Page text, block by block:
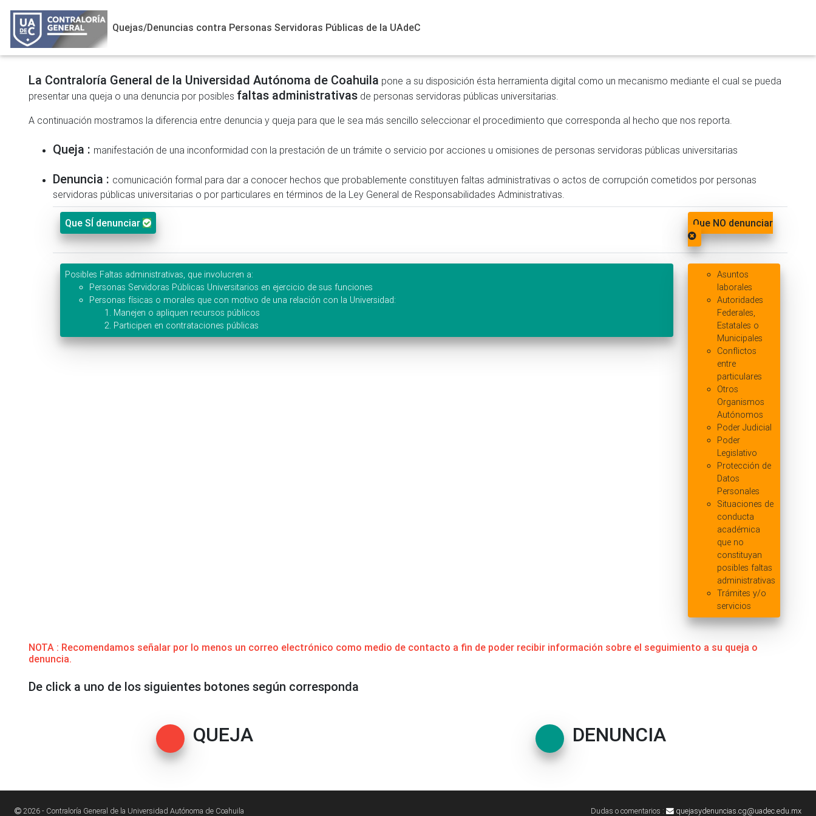
Quejas/Denuncias contra Personas Servidoras Públicas de la UAdeC
La Contraloría General de la Universidad Autónoma de Coahuila pone a su disposición ésta herramienta digital como un mecanismo mediante el cual se pueda
presentar una queja o una denuncia por posibles faltas administrativas de personas servidoras públicas universitarias.
A continuación mostramos la diferencia entre denuncia y queja para que le sea más sencillo seleccionar el procedimiento que corresponda al hecho que nos reporta.
Queja : manifestación de una inconformidad con la prestación de un trámite o servicio por acciones u omisiones de personas servidoras públicas universitarias
Denuncia : comunicación formal para dar a conocer hechos que probablemente constituyen faltas administrativas o actos de corrupción cometidos por personas
servidoras públicas universitarias o por particulares en términos de la Ley General de Responsabilidades Administrativas.
Que SÍ denunciar Que NO denunciar
Posibles Faltas administrativas, que involucren a:
Personas Servidoras Públicas Universitarios en ejercicio de sus funciones
Personas físicas o morales que con motivo de una relación con la Universidad:
Manejen o apliquen recursos públicos
Participen en contrataciones públicas
Asuntos
laborales
Autoridades
Federales,
Estatales o
Municipales
Conflictos
entre
particulares
Otros
Organismos
Autónomos
Poder Judicial
Poder
Legislativo
Protección de
Datos
Personales
Situaciones de
conducta
académica
que no
constituyan
posibles faltas
administrativas
Trámites y/o
servicios
NOTA : Recomendamos señalar por lo menos un correo electrónico como medio de contacto a fin de poder recibir información sobre el seguimiento a su queja o
denuncia.
De click a uno de los siguientes botones según corresponda
QUEJA DENUNCIA
2026 - Contraloría General de la Universidad Autónoma de Coahuila Dudas o comentarios : quejasydenuncias.cg@uadec.edu.mx